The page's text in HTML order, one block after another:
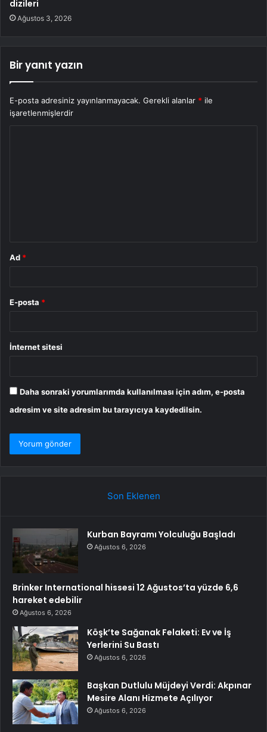
dizileri
Ağustos 3, 2026
Bir yanıt yazın
E-posta adresiniz yayınlanmayacak. Gerekli alanlar * ile
işaretlenmişlerdir
Ad *
E-posta *
İnternet sitesi
Daha sonraki yorumlarımda kullanılması için adım, e-posta
adresim ve site adresim bu tarayıcıya kaydedilsin.
Son Eklenen
Kurban Bayramı Yolculuğu Başladı
Ağustos 6, 2026
Brinker International hissesi 12 Ağustos’ta yüzde 6,6
hareket edebilir
Ağustos 6, 2026
Köşk’te Sağanak Felaketi: Ev ve İş
Yerlerini Su Bastı
Ağustos 6, 2026
Başkan Dutlulu Müjdeyi Verdi: Akpınar
Mesire Alanı Hizmete Açılıyor
Ağustos 6, 2026